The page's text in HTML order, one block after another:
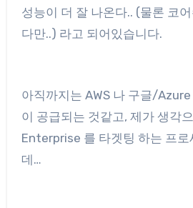
성능이 더 잘 나온다.. (물론 코
다만..) 라고 되어있습니다.
아직까지는 AWS 나 구글/
이 공급되는 것같고, 제가 생각
Enterprise 를 타겟팅 하는 프로
데…